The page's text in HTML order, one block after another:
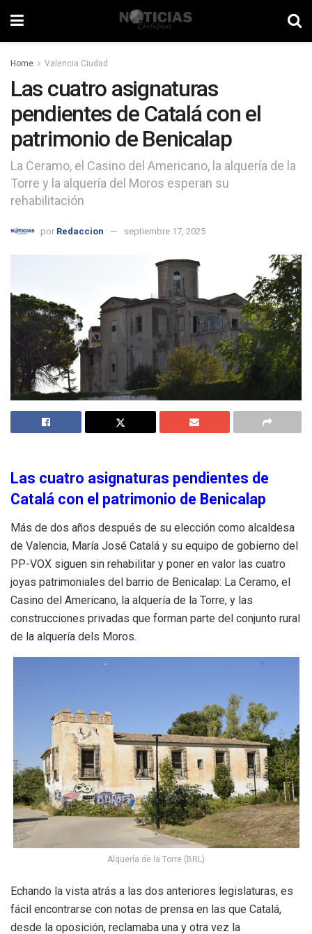
Home Valencia Ciudad
Las cuatro asignaturas
pendientes de Catalá con el
patrimonio de Benicalap
La Ceramo, el Casino del Americano, la alquería de la
Torre y la alquería del Moros esperan su
rehabilitación
por Redaccion septiembre 17, 2025
Las cuatro asignaturas pendientes de
Catalá con el patrimonio de Benicalap
Más de dos años después de su elección como alcaldesa
de Valencia, María José Catalá y su equipo de gobierno del
PP-VOX siguen sin rehabilitar y poner en valor las cuatro
joyas patrimoniales del barrio de Benicalap: La Ceramo, el
Casino del Americano, la alquería de la Torre, y las
construcciones privadas que forman parte del conjunto rural
de la alquería dels Moros.
Alquería de la Torre (BRL)
Echando la vista atrás a las dos anteriores legislaturas, es
fácil encontrarse con notas de prensa en las que Catalá,
desde la oposición, reclamaba una y otra vez la